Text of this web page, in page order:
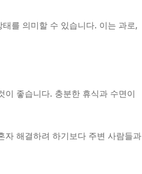
를 의미할 수 있습니다. 이는 과로,
이 좋습니다. 충분한 휴식과 수면이
자 해결하려 하기보다 주변 사람들과